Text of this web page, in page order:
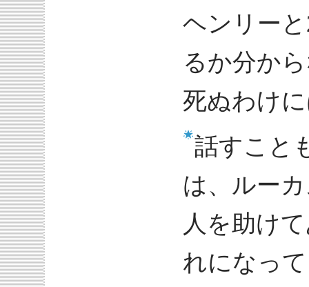
ヘンリー
るか分か
死ぬわけ
話すこと
は、ルー
人を助け
れになっ